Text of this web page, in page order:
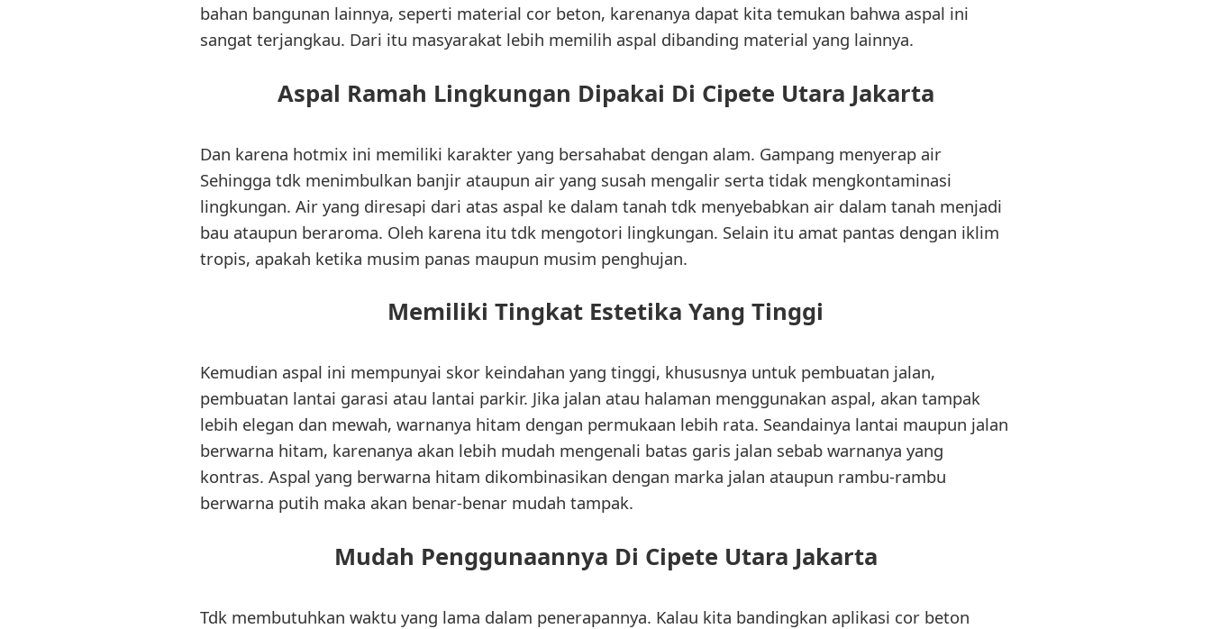
bahan bangunan lainnya, seperti material cor beton, karenanya dapat kita temukan bahwa aspal ini
sangat terjangkau. Dari itu masyarakat lebih memilih aspal dibanding material yang lainnya.
Aspal Ramah Lingkungan Dipakai Di Cipete Utara Jakarta
Dan karena hotmix ini memiliki karakter yang bersahabat dengan alam. Gampang menyerap air
Sehingga tdk menimbulkan banjir ataupun air yang susah mengalir serta tidak mengkontaminasi
lingkungan. Air yang diresapi dari atas aspal ke dalam tanah tdk menyebabkan air dalam tanah menjadi
bau ataupun beraroma. Oleh karena itu tdk mengotori lingkungan. Selain itu amat pantas dengan iklim
tropis, apakah ketika musim panas maupun musim penghujan.
Memiliki Tingkat Estetika Yang Tinggi
Kemudian aspal ini mempunyai skor keindahan yang tinggi, khususnya untuk pembuatan jalan,
pembuatan lantai garasi atau lantai parkir. Jika jalan atau halaman menggunakan aspal, akan tampak
lebih elegan dan mewah, warnanya hitam dengan permukaan lebih rata. Seandainya lantai maupun jalan
berwarna hitam, karenanya akan lebih mudah mengenali batas garis jalan sebab warnanya yang
kontras. Aspal yang berwarna hitam dikombinasikan dengan marka jalan ataupun rambu-rambu
berwarna putih maka akan benar-benar mudah tampak.
Mudah Penggunaannya Di Cipete Utara Jakarta
Tdk membutuhkan waktu yang lama dalam penerapannya. Kalau kita bandingkan aplikasi cor beton